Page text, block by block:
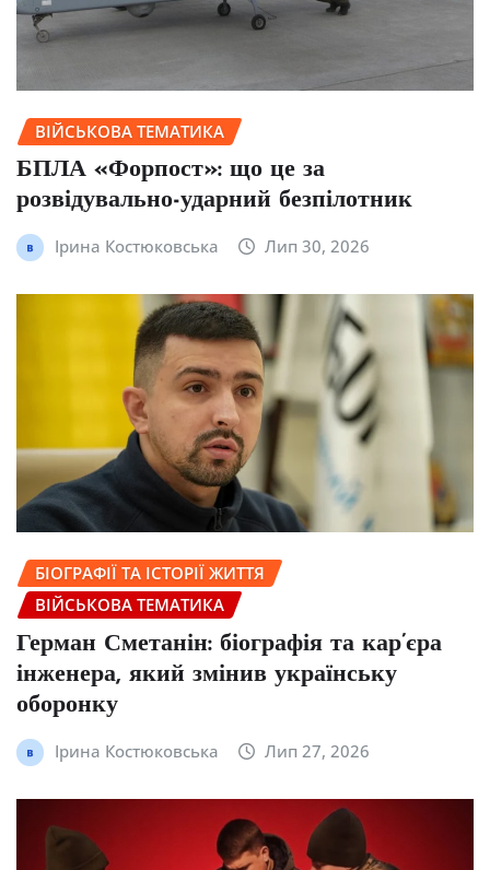
ВІЙСЬКОВА ТЕМАТИКА
БПЛА «Форпост»: що це за
розвідувально-ударний безпілотник
Ірина Костюковська Лип 30, 2026
БІОГРАФІЇ ТА ІСТОРІЇ ЖИТТЯ
ВІЙСЬКОВА ТЕМАТИКА
Герман Сметанін: біографія та кар’єра
інженера, який змінив українську
оборонку
Ірина Костюковська Лип 27, 2026